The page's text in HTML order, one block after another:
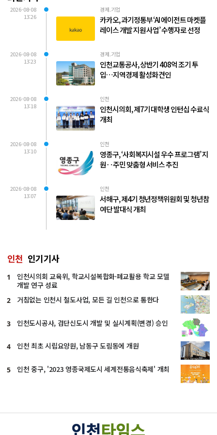
2026-08-08
13:26
경제.기업
카카오, 과기정통부 ‘AI 에이전트 마켓플
레이스 개발 지원 사업’ 수행자로 선정
2026-08-08
13:23
경제.기업
인천교통공사, 상반기 408억 조기 투
입…지역경제 활성화 견인
2026-08-08
13:18
인천
인천시의회, 제7기 대학생 인턴십 수료식
개최
2026-08-08
13:10
인천
영종구, ‘사회복지시설 우수 프로그램’ 지
원‥주민 맞춤형 서비스 추진
2026-08-08
13:07
인천
서해구, 제4기 청년정책위원회 및 청년참
여단 발대식 개최
인천 인기기사
1
인천시의회 교육위, 학교시설복합화·폐교활용 학교 모델
개발 연구 성료
2 거침없는 인천시 철도사업, 모든 길 인천으로 통한다
3 인천도시공사, 검단신도시 개발 및 실시계획(변경) 승인
4 인천 최초 시립요양원, 남동구 도림동에 개원
5 인천 중구, '2023 영종국제도시 세계전통음식축제' 개최